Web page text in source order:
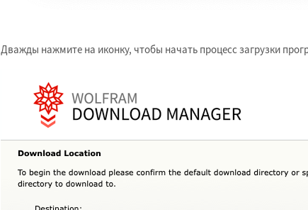
Дважды нажмите на иконку, чтобы начать процесс загрузки